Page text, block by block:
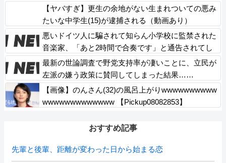
連は野党６番目
【ヤバすぎ】更生の余地がない生まれついての悪み
たいな中学生(15)が逮捕される（動画あり）
悪いドイツ人に騙されて知らん小学校に監禁された
音楽家、「あと2時間で合奏です」と通告されてし
まい……
最新の世論調査で野党支持率が凄いことに、立民が
左派の嫌う政策に賛同してしまった結果……
【画像】のんさん(32)の風呂上がりwwwwwwwwww
wwwwwwwwwwwww 【Pickup08082853】
おすすめ記事
先輩と後輩、距離が変わった日から始まる恋